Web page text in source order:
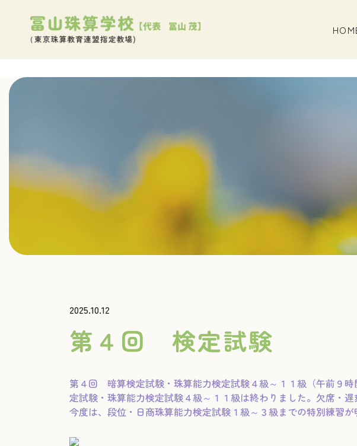
2025.10.12
第４回 検定試験
第４回 暗算検定試験・珠算能力検定試験４級～１１級（午前９
定試験・珠算能力検定試験４級～１１級は終わりました。欠席・
今度は、段位・日商珠算能力検定試験１級～３級までの特別練習が